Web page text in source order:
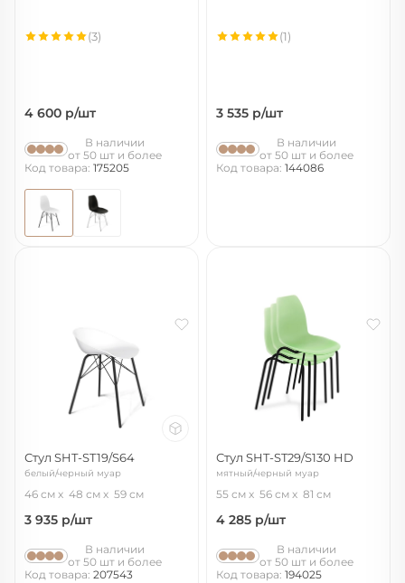
4 600 р/шт
(3)
В наличии
от 50 шт и более
Код товара: 175205
3 535 р/шт
(1)
В наличии
от 50 шт и более
Код товара: 144086
Стул SHT-ST19/S64
белый/черный муар
46 см 48 см 59 см
3 935 р/шт
В наличии
от 50 шт и более
Код товара: 207543
Стул SHT-ST29/S130 HD
мятный/черный муар
55 см 56 см 81 см
4 285 р/шт
В наличии
от 50 шт и более
Код товара: 194025